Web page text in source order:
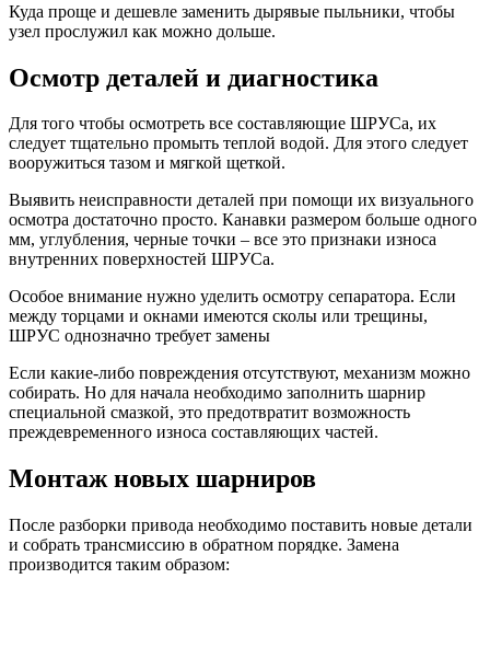
Куда проще и дешевле заменить дырявые пыльники, чтобы
узел прослужил как можно дольше.
Осмотр деталей и диагностика
Для того чтобы осмотреть все составляющие ШРУСа, их
следует тщательно промыть теплой водой. Для этого следует
вооружиться тазом и мягкой щеткой.
Выявить неисправности деталей при помощи их визуального
осмотра достаточно просто. Канавки размером больше одного
мм, углубления, черные точки – все это признаки износа
внутренних поверхностей ШРУСа.
Особое внимание нужно уделить осмотру сепаратора. Если
между торцами и окнами имеются сколы или трещины,
ШРУС однозначно требует замены
Если какие-либо повреждения отсутствуют, механизм можно
собирать. Но для начала необходимо заполнить шарнир
специальной смазкой, это предотвратит возможность
преждевременного износа составляющих частей.
Монтаж новых шарниров
После разборки привода необходимо поставить новые детали
и собрать трансмиссию в обратном порядке. Замена
производится таким образом: